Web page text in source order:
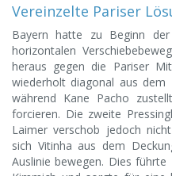
Vereinzelte Pariser
Bayern hatte zu Beginn
horizontalen
heraus gegen die Pariser
wiederholt diagonal aus
während Kane Pacho
forcieren. Die zweite
Laimer verschob jedoch
sich Vitinha aus dem
Auslinie bewegen. Dies